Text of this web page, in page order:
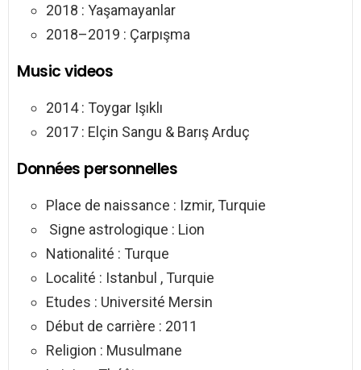
2018 : Yaşamayanlar
2018–2019 : Çarpışma
Music videos
2014 : Toygar Işıklı
2017 : Elçin Sangu & Barış Arduç
Données personnelles
Place de naissance : Izmir, Turquie
Signe astrologique : Lion
Nationalité : Turque
Localité : Istanbul , Turquie
Etudes : Université Mersin
Début de carrière : 2011
Religion : Musulmane